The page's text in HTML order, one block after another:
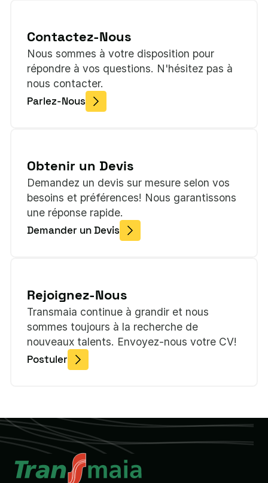
Contactez-Nous
Nous sommes à votre disposition pour
répondre à vos questions. N'hésitez pas à
nous contacter.
Parlez-Nous
Obtenir un Devis
Demandez un devis sur mesure selon vos
besoins et préférences! Nous garantissons
une réponse rapide.
Demander un Devis
Rejoignez-Nous
Transmaia continue à grandir et nous
sommes toujours à la recherche de
nouveaux talents. Envoyez-nous votre CV!
Postuler